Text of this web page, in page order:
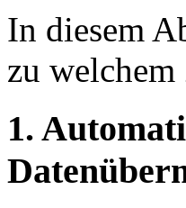
In diesem
zu
1.